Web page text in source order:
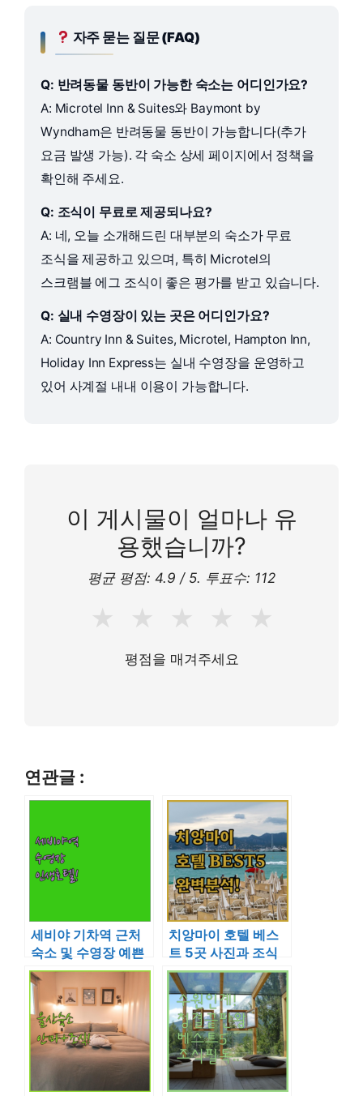
자주 묻는 질문 (FAQ)
Q: 반려동물 동반이 가능한 숙소는 어디인가요?
A: Microtel Inn & Suites와 Baymont by
Wyndham은 반려동물 동반이 가능합니다(추가
요금 발생 가능). 각 숙소 상세 페이지에서 정책을
확인해 주세요.
Q: 조식이 무료로 제공되나요?
A: 네, 오늘 소개해드린 대부분의 숙소가 무료
조식을 제공하고 있으며, 특히 Microtel의
스크램블 에그 조식이 좋은 평가를 받고 있습니다.
Q: 실내 수영장이 있는 곳은 어디인가요?
A: Country Inn & Suites, Microtel, Hampton Inn,
Holiday Inn Express는 실내 수영장을 운영하고
있어 사계절 내내 이용이 가능합니다.
이 게시물이 얼마나 유
용했습니까?
평균 평점: 4.9 / 5. 투표수: 112
★ ★ ★ ★ ★
평점을 매겨주세요
연관글 :
세비야 기차역 근처
숙소 및 수영장 예쁜
호텔 위치와 장점 완
벽 정리
치앙마이 호텔 베스
트 5곳 사진과 조식
수영장 시설 상세 분
석 후기